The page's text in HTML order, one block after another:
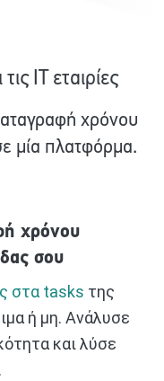
IT εταιρίες
χρόνου
μία πλατφόρμα.
χρόνου
σου
στα tasks της
ή μη. Ανάλυσε
και λύσε